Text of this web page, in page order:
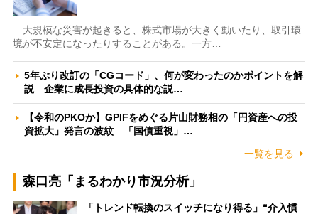
大規模な災害が起きると、株式市場が大きく動いたり、取引環
境が不安定になったりすることがある。一方…
5年ぶり改訂の「CGコード」、何が変わったのかポイントを解
説 企業に成長投資の具体的な説…
【令和のPKOか】GPIFをめぐる片山財務相の「円資産への投
資拡大」発言の波紋 「国債重視」…
一覧を見る
森口亮「まるわかり市況分析」
「トレンド転換のスイッチになり得る」“介入慣